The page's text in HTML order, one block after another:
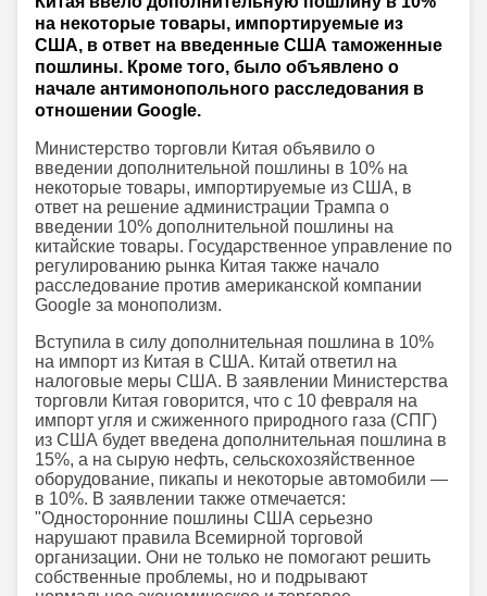
на некоторые товары, импортируемые из
США, в ответ на введенные США таможенные
пошлины. Кроме того, было объявлено о
начале антимонопольного расследования в
отношении Google.
Министерство торговли Китая объявило о
введении дополнительной пошлины в 10% на
некоторые товары, импортируемые из США, в
ответ на решение администрации Трампа о
введении 10% дополнительной пошлины на
китайские товары. Государственное управление по
регулированию рынка Китая также начало
расследование против американской компании
Google за монополизм.
Вступила в силу дополнительная пошлина в 10%
на импорт из Китая в США. Китай ответил на
налоговые меры США. В заявлении Министерства
торговли Китая говорится, что с 10 февраля на
импорт угля и сжиженного природного газа (СПГ)
из США будет введена дополнительная пошлина в
15%, а на сырую нефть, сельскохозяйственное
оборудование, пикапы и некоторые автомобили —
в 10%. В заявлении также отмечается:
"Односторонние пошлины США серьезно
нарушают правила Всемирной торговой
организации. Они не только не помогают решить
собственные проблемы, но и подрывают